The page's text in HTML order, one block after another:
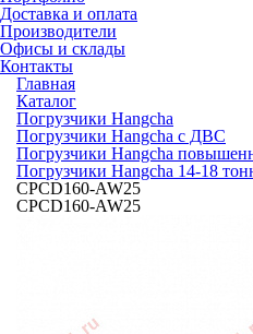
Доставка и оплата
Производители
Офисы и склады
Контакты
Главная
Каталог
Погрузчики Hangcha
Погрузчики Hangcha с ДВС
Погрузчики Hangcha
Погрузчики Hangcha 14-18
CPCD160-AW25
CPCD160-AW25